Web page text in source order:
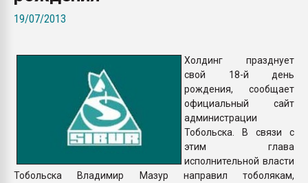
ПЕРЕЙТИ НА
19/07/2013
Холдинг празднует
свой 18-й день
рождения, сообщает
официальный сайт
администрации
Тобольска. В связи с
этим глава
исполнительной власти
Тобольска Владимир Мазур направил тоболякам,